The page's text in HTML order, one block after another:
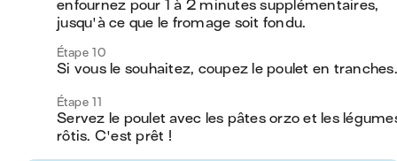
enfournez pour 1 à 2 minutes supplémentaires,
jusqu'à ce que le fromage soit fondu.
Étape 10
Si vous le souhaitez, coupez le poulet en tranches.
Étape 11
Servez le poulet avec les pâtes orzo et les
rôtis. C'est prêt !